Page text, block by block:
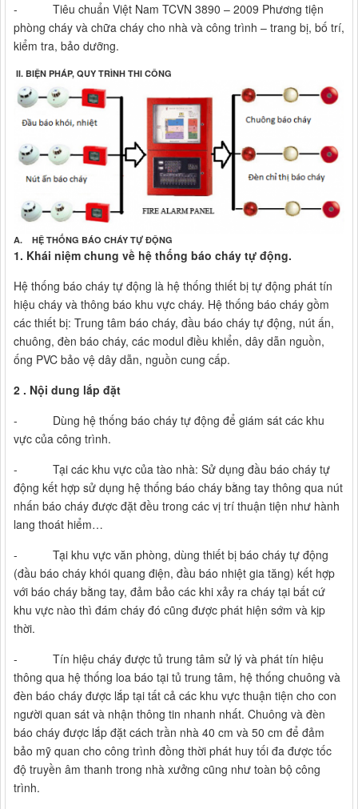
- Tiêu chuẩn Việt Nam TCVN 3890 – 2009 Phương tiện
phòng cháy và chữa cháy cho nhà và công trình – trang bị, bố trí,
kiểm tra, bảo dưỡng.
II. BIỆN PHÁP, QUY TRÌNH THI CÔNG
A. HỆ THỐNG BÁO CHÁY TỰ ĐỘNG
1. Khái niệm chung về hệ thống báo cháy tự động.
Hệ thống báo cháy tự động là hệ thống thiết bị tự động phát tín
hiệu cháy và thông báo khu vực cháy. Hệ thống báo cháy gồm
các thiết bị: Trung tâm báo cháy, đầu báo cháy tự động, nút ấn,
chuông, đèn báo cháy, các modul điều khiển, dây dẫn nguồn,
ống PVC bảo vệ dây dẫn, nguồn cung cấp.
2 . Nội dung lắp đặt
- Dùng hệ thống báo cháy tự động để giám sát các khu
vực của công trình.
- Tại các khu vực của tào nhà: Sử dụng đầu báo cháy tự
động kết hợp sử dụng hệ thống báo cháy bằng tay thông qua nút
nhấn báo cháy được đặt đều trong các vị trí thuận tiện như hành
lang thoát hiểm…
- Tại khu vực văn phòng, dùng thiết bị báo cháy tự động
(đầu báo cháy khói quang điện, đầu báo nhiệt gia tăng) kết hợp
với báo cháy bằng tay, đảm bảo các khi xảy ra cháy tại bất cứ
khu vực nào thì đám cháy đó cũng được phát hiện sớm và kịp
thời.
- Tín hiệu cháy được tủ trung tâm sử lý và phát tín hiệu
thông qua hệ thống loa báo tại tủ trung tâm, hệ thống chuông và
đèn báo cháy được lắp tại tất cả các khu vực thuận tiện cho con
người quan sát và nhận thông tin nhanh nhất. Chuông và đèn
báo cháy được lắp đặt cách trần nhà 40 cm và 50 cm để đảm
bảo mỹ quan cho công trình đồng thời phát huy tối đa được tốc
độ truyền âm thanh trong nhà xưởng cũng như toàn bộ công
trình.